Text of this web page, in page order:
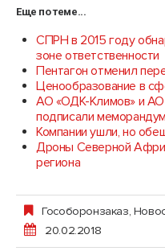
Еще по теме...
СПРН в 2015 году
зоне ответственности
Пентагон отменил
Ценообразование в
АО «ОДК-Климов» и
подписали
Компании ушли, но
Дроны Северной
региона
Гособоронзаказ,
20.02.2018